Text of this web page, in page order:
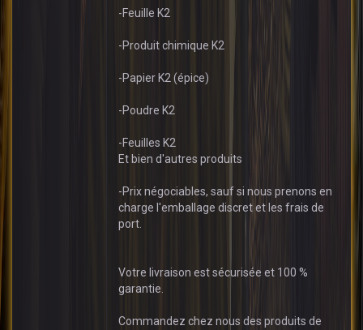
-Feuille K2
-Produit chimique K2
-Papier K2 (épice)
-Poudre K2
-Feuilles K2
Et bien d'autres produits
-Prix négociables, sauf si nous prenons en
charge l'emballage discret et les frais de
port.
Votre livraison est sécurisée et 100 %
garantie.
Commandez chez nous des produits de